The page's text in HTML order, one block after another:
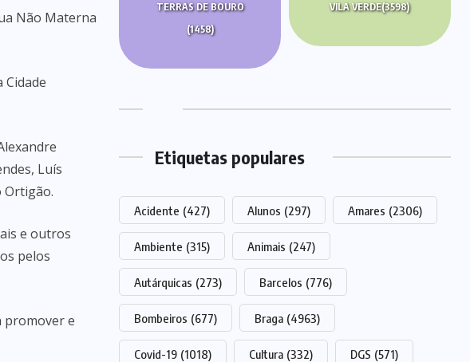
Não Materna
Luís
Ortigão.
e outros
pelos
promover e
TERRAS DE BOURO
(1458)
VILA VERDE(3598)
Etiquetas populares
Acidente (427) Alunos (297) Amares (2306)
Ambiente (315) Animais (247)
Autárquicas (273) Barcelos (776)
Bombeiros (677) Braga (4963)
Covid-19 (1018) Cultura (332) DGS (571)